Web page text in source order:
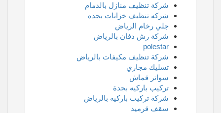
شركة تنظيف منازل بالدمام
شركه تنظيف خزانات بجده
جلي رخام الرياض
شركة رش دفان بالرياض
polestar
شركة تنظيف مكيفات بالرياض
تسليك مجاري
سواتر قماش
تركيب باركيه بجدة
شركة تركيب باركيه بالرياض
سقف قرميد